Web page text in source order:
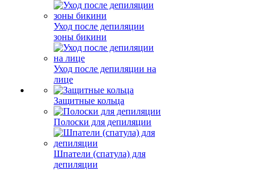
Уход после депиляции
зоны бикини
Уход после депиляции на
лице
Защитные кольца
Полоски для депиляции
Шпатели (спатула) для
депиляции